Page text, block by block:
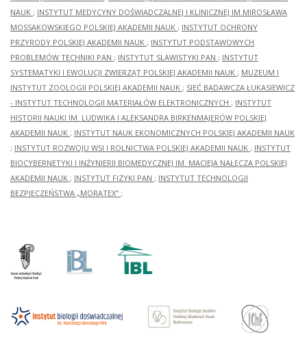
NAUK ; INSTYTUT MEDYCYNY DOŚWIADCZALNEJ I KLINICZNEJ IM.MIROSŁAWA
MOSSAKOWSKIEGO POLSKIEJ AKADEMII NAUK ; INSTYTUT OCHRONY
PRZYRODY POLSKIEJ AKADEMII NAUK ; INSTYTUT PODSTAWOWYCH
PROBLEMÓW TECHNIKI PAN ; INSTYTUT SLAWISTYKI PAN ; INSTYTUT
SYSTEMATYKI I EWOLUCJI ZWIERZĄT POLSKIEJ AKADEMII NAUK ; MUZEUM I
INSTYTUT ZOOLOGII POLSKIEJ AKADEMII NAUK ; SIEĆ BADAWCZA ŁUKASIEWICZ
- INSTYTUT TECHNOLOGII MATERIAŁÓW ELEKTRONICZNYCH ; INSTYTUT
HISTORII NAUKI IM. LUDWIKA I ALEKSANDRA BIRKENMAJERÓW POLSKIEJ
AKADEMII NAUK ; INSTYTUT NAUK EKONOMICZNYCH POLSKIEJ AKADEMII NAUK
; INSTYTUT ROZWOJU WSI I ROLNICTWA POLSKIEJ AKADEMII NAUK ; INSTYTUT
BIOCYBERNETYKI I INŻYNIERII BIOMEDYCZNEJ IM. MACIEJA NAŁĘCZA POLSKIEJ
AKADEMII NAUK ; INSTYTUT FIZYKI PAN ; INSTYTUT TECHNOLOGII
BEZPIECZEŃSTWA „MORATEX” ;